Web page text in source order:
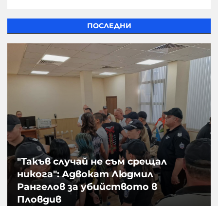
ПОСЛЕДНИ
"Такъв случай не съм срещал
никога": Адвокат Людмил
Рангелов за убийството в
Пловдив